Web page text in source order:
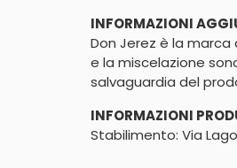
INFORMAZIONI
Don Jerez è la
e la miscelazione
salvaguardia del
INFORMAZIONI
Stabilimento: Via